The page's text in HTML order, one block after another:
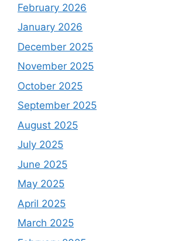
February 2026
January 2026
December 2025
November 2025
October 2025
September 2025
August 2025
July 2025
June 2025
May 2025
April 2025
March 2025